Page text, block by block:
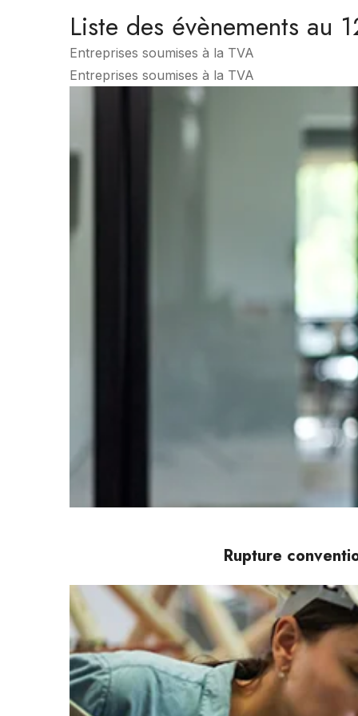
Liste des évènements au
Entreprises soumises à la TVA
Entreprises soumises à la TVA
Rupture